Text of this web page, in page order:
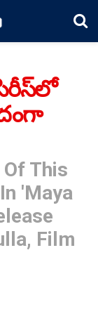
This
'Maya
Film